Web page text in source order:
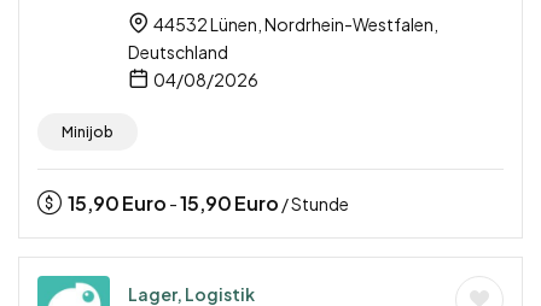
44532 Lünen, Nordrhein-Westfalen,
Deutschland
04/08/2026
Minijob
15,90Euro -15,90Euro / Stunde
Lager, Logistik